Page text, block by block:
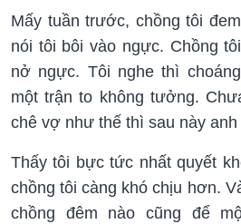
Mấy tuần trước, chồng tôi
nói tôi bôi vào ngực. Chồng
nở ngực. Tôi nghe thì
một trận to không tưởng.
chê vợ như thế thì sau này
Thấy tôi bực tức nhất quyết
chồng tôi càng khó chịu hơn.
chồng đêm nào cũng để